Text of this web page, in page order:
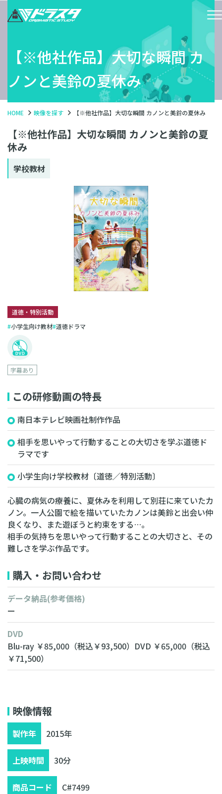
【※他社作品】大切な瞬間 カ
ノンと美鈴の夏休み
HOME 映像を探す 【※他社作品】大切な瞬間 カノンと美鈴の夏休み
【※他社作品】大切な瞬間 カノンと美鈴の夏
休み
学校教材
道徳・特別活動
小学生向け教材 道徳ドラマ
字幕あり
この研修動画の特長
南日本テレビ映画社制作作品
相手を思いやって行動することの大切さを学ぶ道徳ド
ラマです
小学生向け学校教材〔道徳／特別活動〕
心臓の病気の療養に、夏休みを利用して別荘に来ていたカ
ノン。一人公園で絵を描いていたカノンは美鈴と出会い仲
良くなり、また遊ぼうと約束をする…。
相手の気持ちを思いやって行動することの大切さと、その
難しさを学ぶ作品です。
購入・お問い合わせ
データ納品(参考価格)
ー
DVD
Blu-ray ￥85,000（税込￥93,500） DVD ￥65,000（税込
￥71,500）
映像情報
製作年 2015年
上映時間 30分
商品コード C#7499